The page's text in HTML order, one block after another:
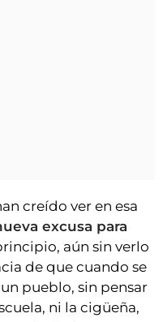
creído ver en esa
excusa para
aún sin verlo
de que cuando se
pueblo, sin pensar
ni la cigüeña,